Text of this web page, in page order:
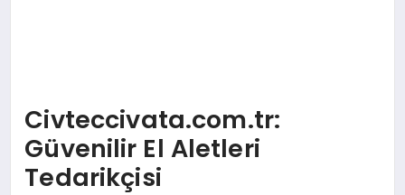
Civteccivata.com.tr:
Güvenilir El Aletleri
Tedarikçisi